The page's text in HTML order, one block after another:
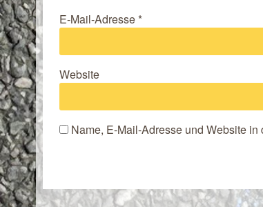
E-Mail-Adresse*
Website
Name, E-Mail-Adresse und Website